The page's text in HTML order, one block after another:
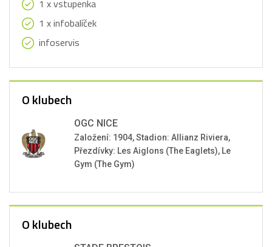
1 x vstupenka
1 x infobalíček
infoservis
O klubech
OGC NICE
Založení: 1904, Stadion: Allianz Riviera,
Přezdívky: Les Aiglons (The Eaglets), Le
Gym (The Gym)
O klubech